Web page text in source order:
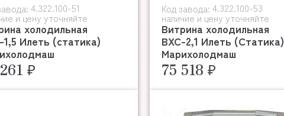
4.322.100-51
и цену уточняйте
холодильная
Илеть (статика)
₽
Код завода: 4.322.100-53
наличие и цену уточняйте
Витрина холодильная
ВХС-2,1 Илеть (Статика)
Марихолодмаш
75 518 ₽